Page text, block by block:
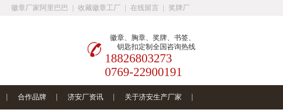
徽章厂家阿里巴巴 收藏徽章工厂 在线留言 奖牌厂
徽章、胸章、奖牌、书签、
钥匙扣定制全国咨询热线
18826803273
0769-22900191
合作品牌 济安厂资讯 关于济安生产厂家